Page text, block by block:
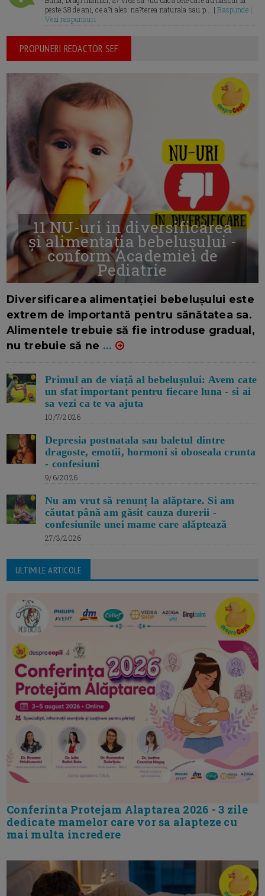
peste 38 de ani, ce a?i ales: na?terea naturala sau p... |Raspunde |
Vezi raspunsuri
PROPUNERI REDACTOR SEF
11 NU-uri in diversificarea
și alimentația bebelușului -
conform Academiei de
Pediatrie
Diversificarea alimentației bebelușului este
extrem de importantă pentru sănătatea sa.
Alimentele trebuie să fie introduse gradual,
nu trebuie să ne ...
Primul an de viață al bebelușului: Avem cate
un sfat important pentru fiecare luna - si ai
sa vezi ca te va ajuta
10/7/2026
Depresia postnatala sau baletul dintre
dragoste, emotii, hormoni si oboseala crunta
- confesiuni
9/6/2026
Nu am vrut să renunț la alăptare. Si am
căutat până am găsit cauza durerii -
confesiunile unei mame care alăptează
27/3/2026
ULTIMILE ARTICOLE
Conferinta Protejam Alaptarea 2026 - 3 zile
dedicate mamelor care vor sa alapteze cu
mai multa incredere